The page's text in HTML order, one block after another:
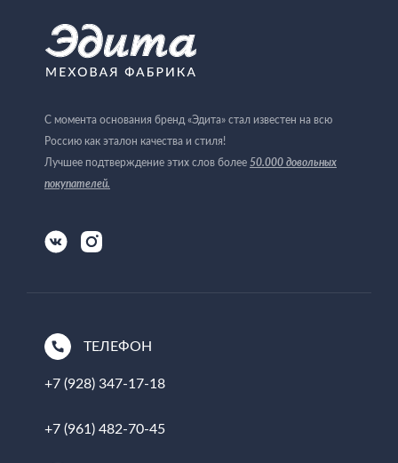
С момента основания бренд «Эдита» стал известен на всю
Россию как эталон качества и стиля!
Лучшее подтверждение этих слов более 50.000 довольных
покупателей.
ТЕЛЕФОН
+7 (928) 347-17-18
+7 (961) 482-70-45